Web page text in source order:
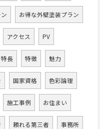
お得な外壁塗装プラン
アクセス PV
特長 特徴 魅力
国家資格 色彩論理
施工事例 お住まい
頼れる第三者 事務所